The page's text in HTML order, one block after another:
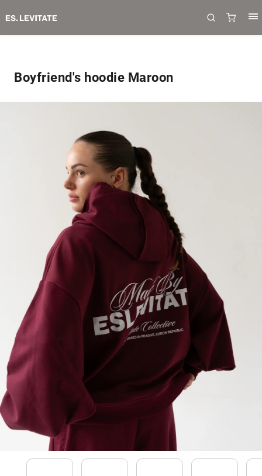
Boyfriend's hoodie Maroon